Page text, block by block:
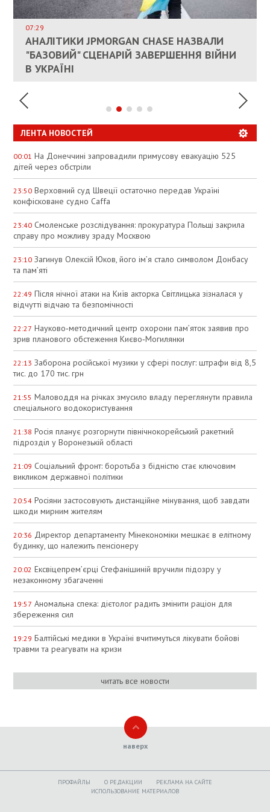
КАНДИДАТ В ПРЕМЬЕРЫ ПОЛЬШИ ПРИЗВАЛ
ЕС ПРЕКРАТИТЬ ВОЕННУЮ ПОМОЩЬ
УКРАИНЕ
07:29
АНАЛІТИКИ JPMORGAN CHASE НАЗВАЛИ
"БАЗОВИЙ" СЦЕНАРІЙ ЗАВЕРШЕННЯ ВІЙНИ
В УКРАЇНІ
ДОЗВОЛИЛИ НЕ ПЛАТИТИ ЗА КОМУНАЛКУ
ИНТЕГРАЦИЯ УКРАИНЫ В НАТО ВРЯД ЛИ
СОСТОИТСЯ В БЛИЖАЙШЕЕ ВРЕМЯ, –
РЮТТЕ
ПАЛИВНИЙ РИНОК РОЗІГРІЛИ ШТУЧНО:
АНАЛІТИКИ ЗВИНУВАТИЛИ АЗС У
СПЕКУЛЯЦІЇ
ЛЕНТА НОВОСТЕЙ
00:01 На Донеччині запровадили примусову евакуацію 525
дітей через обстріли
23:50 Верховний суд Швеції остаточно передав Україні
конфісковане судно Caffa
23:40 Смоленське розслідування: прокуратура Польщі закрила
справу про можливу зраду Москвою
23:10 Загинув Олексій Юков, його ім’я стало символом Донбасу
та пам’яті
22:49 Після нічної атаки на Київ акторка Світлицька зізналася у
відчутті відчаю та безпомічності
22:27 Науково‑методичний центр охорони пам’яток заявив про
зрив планового обстеження Києво‑Могилянки
22:13 Заборона російської музики у сфері послуг: штрафи від 8,5
тис. до 170 тис. грн
21:55 Маловоддя на річках змусило владу переглянути правила
спеціального водокористування
21:38 Росія планує розгорнути північнокорейський ракетний
підрозділ у Воронезькій області
21:09 Соціальний фронт: боротьба з бідністю стає ключовим
викликом державної політики
20:54 Росіяни застосовують дистанційне мінування, щоб завдати
шкоди мирним жителям
20:36 Директор департаменту Мінекономіки мешкає в елітному
будинку, що належить пенсіонеру
20:02 Ексвіцепрем’єрці Стефанішиній вручили підозру у
незаконному збагаченні
19:57 Аномальна спека: дієтолог радить змінити раціон для
збереження сил
19:29 Балтійські медики в Україні вчитимуться лікувати бойові
травми та реагувати на кризи
читать все новости
наверх
ПРОФАЙЛЫ O РЕДАКЦИИ
РЕКЛАМА НА САЙТЕ
ИСПОЛЬЗОВАНИЕ МАТЕРИАЛОВ